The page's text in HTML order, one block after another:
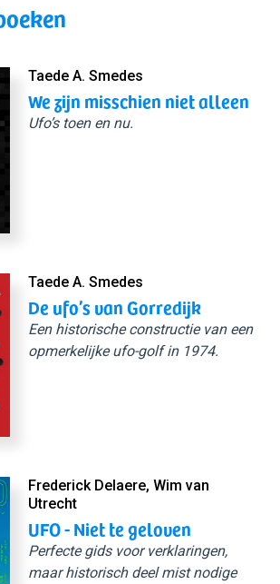
Taede A. Smedes
We zijn misschien niet alleen
Ufo’s toen en nu.
Taede A. Smedes
De ufo’s van Gorredijk
Een historische constructie van een
opmerkelijke ufo-golf in 1974.
Frederick Delaere, Wim van
Utrecht
UFO - Niet te geloven
Perfecte gids voor verklaringen,
maar historisch deel mist nodige